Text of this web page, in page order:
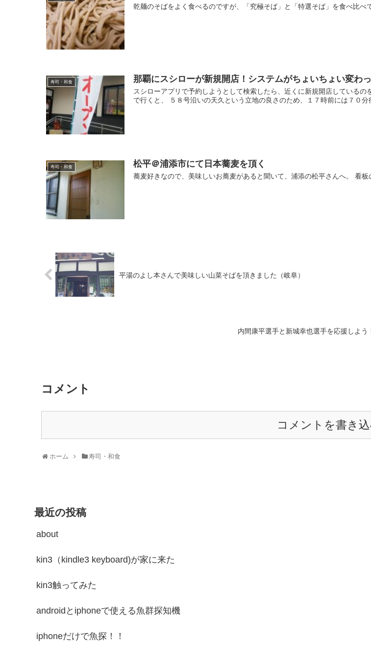
乾麺のそばをよく食べるのですが、「究極そば」と「特選そば」を食べ比べ
寿司・和食 那覇にスシローが新規開店！システムがちょいちょい変わ
スシローアプリで予約しようとして検索したら、近くに新規開店している
で行くと、 ５８号沿いの天久という立地の良さのため、１７時前には７０分
寿司・和食 松平＠浦添市にて日本蕎麦を頂く
蕎麦好きなので、美味しいお蕎麦があると聞いて、浦添の松平さんへ。 看
平湯のよし本さんで美味しい山菜そばを頂きました（岐阜）
内間康平選手と新城幸也選手を応援しよ
コメント
コメントを書き
ホーム 寿司・和食
最近の投稿
about
kin3（kindle3 keyboard)が家に来た
kin3触ってみた
androidとiphoneで使える魚群探知機
iphoneだけで魚探！！